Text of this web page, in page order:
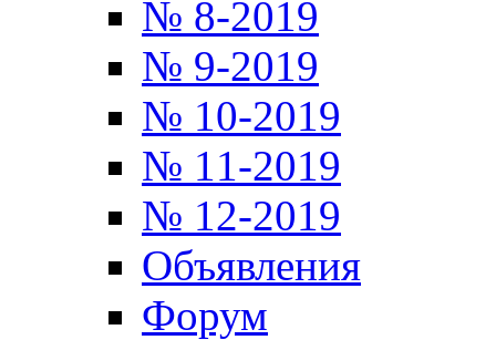
№ 8-2019
№ 9-2019
№ 10-2019
№ 11-2019
№ 12-2019
Объявления
Форум